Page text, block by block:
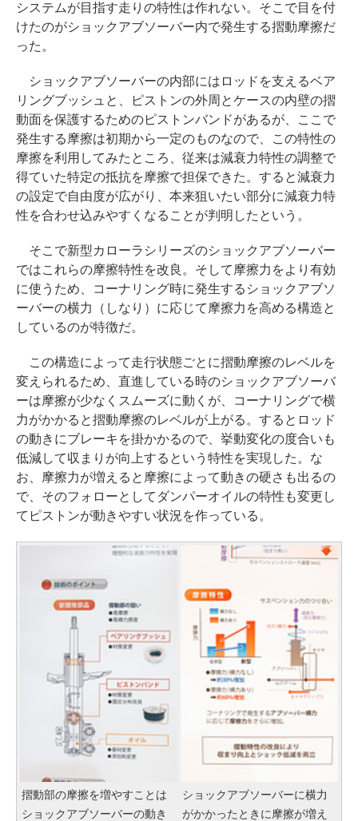
システムが目指す走りの特性は作れない。そこで目を付
けたのがショックアブソーバー内で発生する摺動摩擦だ
った。
ショックアブソーバーの内部にはロッドを支えるベア
リングブッシュと、ピストンの外周とケースの内壁の摺
動面を保護するためのピストンバンドがあるが、ここで
発生する摩擦は初期から一定のものなので、この特性の
摩擦を利用してみたところ、従来は減衰力特性の調整で
得ていた特定の抵抗を摩擦で担保できた。すると減衰力
の設定で自由度が広がり、本来狙いたい部分に減衰力特
性を合わせ込みやすくなることが判明したという。
そこで新型カローラシリーズのショックアブソーバー
ではこれらの摩擦特性を改良。そして摩擦力をより有効
に使うため、コーナリング時に発生するショックアブソ
ーバーの横力（しなり）に応じて摩擦力を高める構造と
しているのが特徴だ。
この構造によって走行状態ごとに摺動摩擦のレベルを
変えられるため、直進している時のショックアブソーバ
ーは摩擦が少なくスムーズに動くが、コーナリングで横
力がかかると摺動摩擦のレベルが上がる。するとロッド
の動きにブレーキを掛かかるので、挙動変化の度合いも
低減して収まりが向上するという特性を実現した。な
お、摩擦力が増えると摩擦によって動きの硬さも出るの
で、そのフォローとしてダンパーオイルの特性も変更し
てピストンが動きやすい状況を作っている。
摺動部の摩擦を増やすことは
ショックアブソーバーの動き
ショックアブソーバーに横力
がかかったときに摩擦が増え